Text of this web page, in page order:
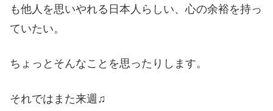
も他人を思いやれる日本人らしい、心の余裕を持っ
ていたい。
ちょっとそんなことを思ったりします。
それではまた来週♫